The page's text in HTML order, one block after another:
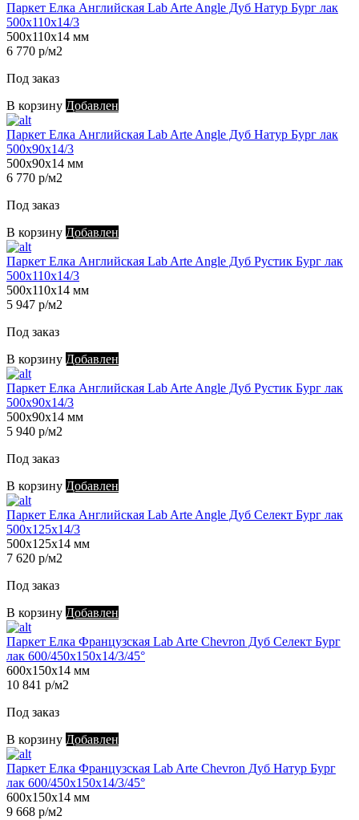
Паркет Елка Английская Lab Arte Angle Дуб Натур Бург лак
500х110х14/3
500х110х14 мм
6 770 р/м2
Под заказ
В корзину Добавлен
Паркет Елка Английская Lab Arte Angle Дуб Натур Бург лак
500х90х14/3
500х90х14 мм
6 770 р/м2
Под заказ
В корзину Добавлен
Паркет Елка Английская Lab Arte Angle Дуб Рустик Бург лак
500х110х14/3
500х110х14 мм
5 947 р/м2
Под заказ
В корзину Добавлен
Паркет Елка Английская Lab Arte Angle Дуб Рустик Бург лак
500х90х14/3
500х90х14 мм
5 940 р/м2
Под заказ
В корзину Добавлен
Паркет Елка Английская Lab Arte Angle Дуб Селект Бург лак
500х125х14/3
500х125х14 мм
7 620 р/м2
Под заказ
В корзину Добавлен
Паркет Елка Французская Lab Arte Chevron Дуб Селект Бург
лак 600/450х150х14/3/45°
600х150х14 мм
10 841 р/м2
Под заказ
В корзину Добавлен
Паркет Елка Французская Lab Arte Chevron Дуб Натур Бург
лак 600/450х150х14/3/45°
600х150х14 мм
9 668 р/м2